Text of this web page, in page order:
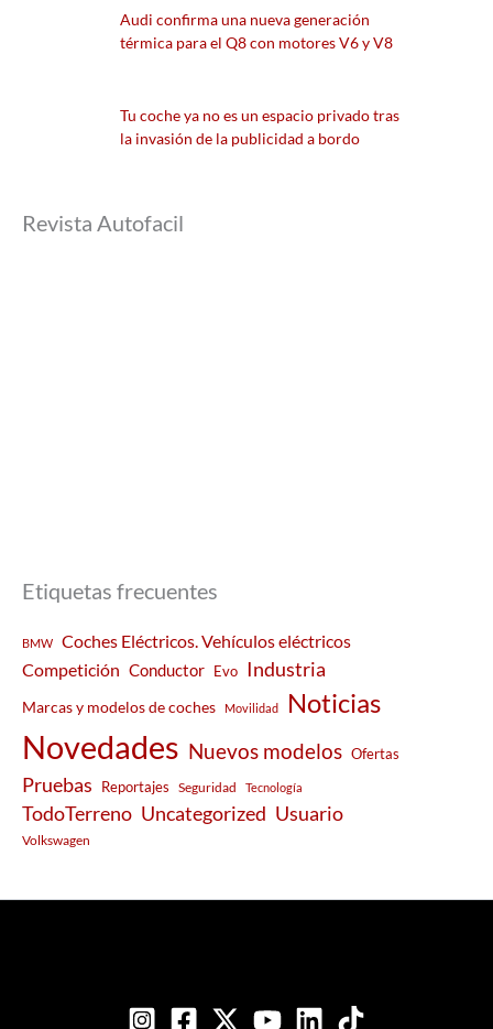
Audi confirma una nueva generación
térmica para el Q8 con motores V6 y V8
Tu coche ya no es un espacio privado tras
la invasión de la publicidad a bordo
Revista Autofacil
Etiquetas frecuentes
BMW
Coches Eléctricos. Vehículos eléctricos
Competición Conductor Evo Industria
Marcas y modelos de coches Movilidad Noticias
Novedades Nuevos modelos Ofertas
Pruebas Reportajes Seguridad Tecnología
TodoTerreno Uncategorized Usuario
Volkswagen